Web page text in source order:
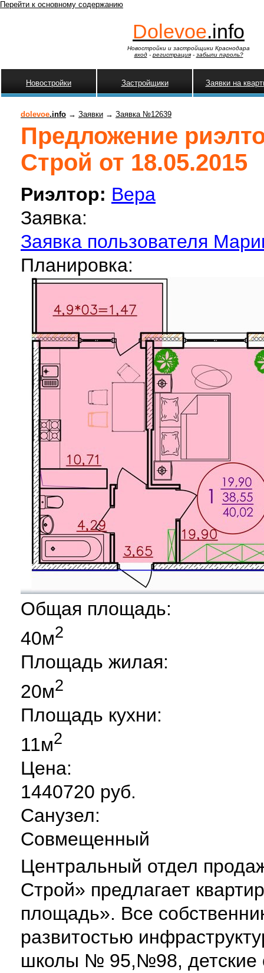
Перейти к основному содержанию
Dolevoe.info
Новостройки и застройщики Краснодара
вход- регистрация- забыли пароль?
Новостройки Застройщики Заявки на
dolevoe.info → Заявки → Заявка №12639
Предложение
Строй от 18.05.2015
Риэлтор: Вера
Заявка:
Заявка пользователя
Планировка:
Общая площадь:
40м2
Площадь жилая:
20м2
Площадь кухни:
11м2
Цена:
1440720 руб.
Санузел:
Совмещенный
Центральный отдел
Строй» предлагает
площадь». Все
развитостью
школы № 95,№98, детские